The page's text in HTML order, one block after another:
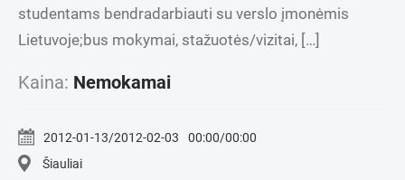
studentams bendradarbiauti su verslo įmonėmis
Lietuvoje;bus mokymai, stažuotės/vizitai, […]
Kaina: Nemokamai
2012-01-13/2012-02-03
00:00/00:00
Šiauliai